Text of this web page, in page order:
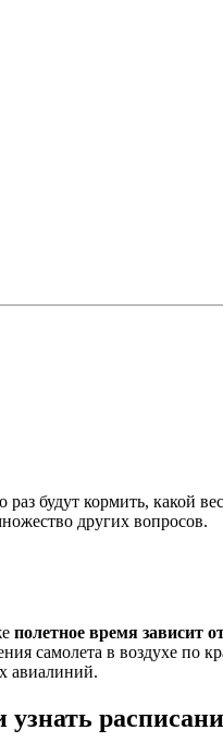
раз будут кормить, какой
других вопросов.
полетное время зависит
самолета в воздухе по
авиалиний.